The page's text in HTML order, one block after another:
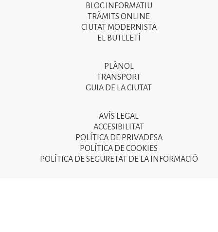
BLOC INFORMATIU
TRÀMITS ONLINE
CIUTAT MODERNISTA
EL BUTLLETÍ
PLÀNOL
TRANSPORT
GUIA DE LA CIUTAT
AVÍS LEGAL
ACCESIBILITAT
POLÍTICA DE PRIVADESA
POLÍTICA DE COOKIES
POLÍTICA DE SEGURETAT DE LA INFORMACIÓ